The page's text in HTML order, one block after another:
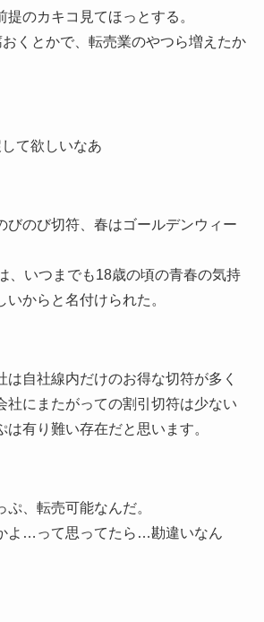
提のカキコ見てほっとする。
くとかで、転売業のやつら増えたか
て欲しいなあ
びのび切符、春はゴールデンウィー
、いつまでも18歳の頃の青春の気持
からと名付けられた。
は自社線内だけのお得な切符が多く
社にまたがっての割引切符は少ない
有り難い存在だと思います。
、転売可能なんだ。
よ…って思ってたら…勘違いなん